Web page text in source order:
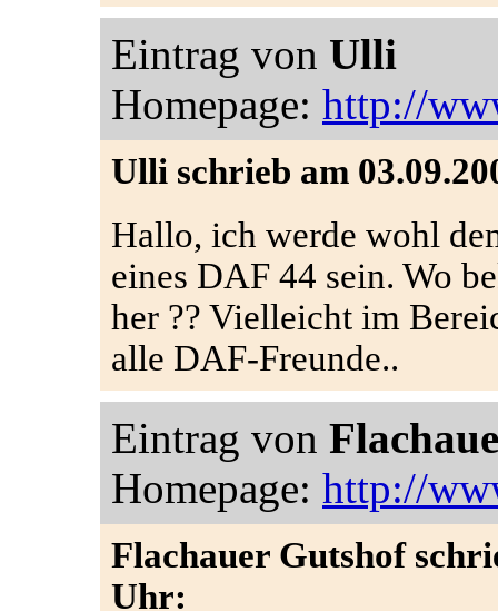
Eintrag von Ulli
Homepage: http://
Ulli schrieb am
Hallo, ich werde wohl
eines DAF 44 sein. Wo
her ?? Vielleicht im
alle DAF-Freunde..
Eintrag von
Homepage: http://
Flachauer Gutshof
Uhr: